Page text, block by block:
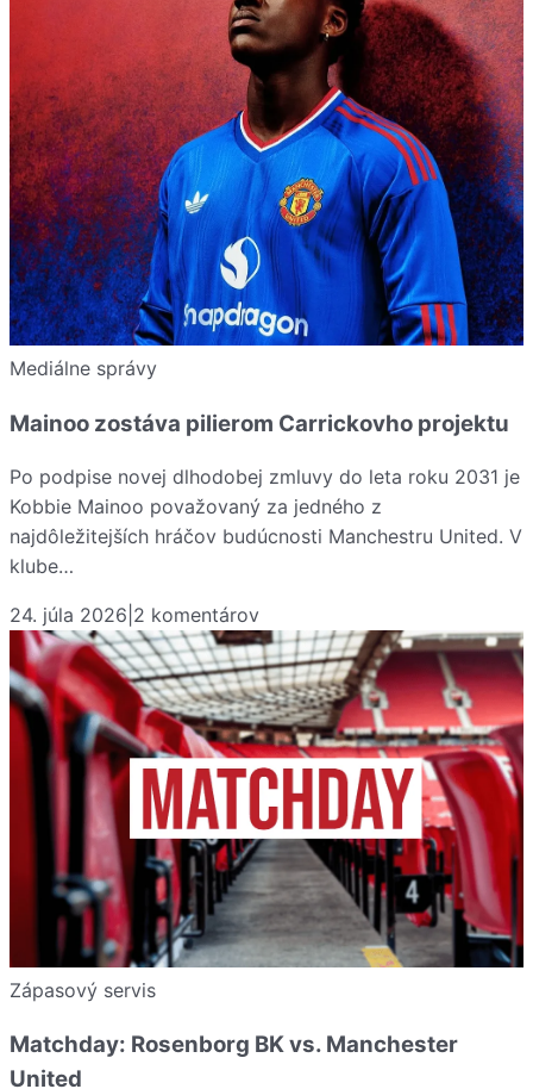
Mediálne správy
Mainoo zostáva pilierom Carrickovho projektu
Po podpise novej dlhodobej zmluvy do leta roku 2031 je
Kobbie Mainoo považovaný za jedného z
najdôležitejších hráčov budúcnosti Manchestru United. V
klube…
24. júla 2026 2 komentárov
Zápasový servis
Matchday: Rosenborg BK vs. Manchester
United